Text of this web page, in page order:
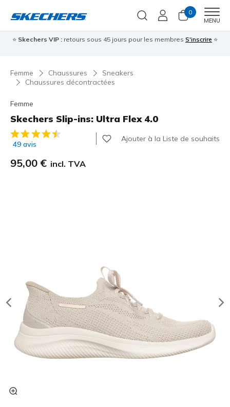
0
MENU
⭐ Skechers VIP : retours sous 45 jours pour les membres S'inscrire ⭐
Femme Chaussures
Sneakers
Chaussures décontractées
Femme
Skechers Slip-ins: Ultra Flex 4.0
Évaluation client 4,6 sur 5
49 avis
Ajouter à la Liste de souhaits
95,00 € incl. TVA